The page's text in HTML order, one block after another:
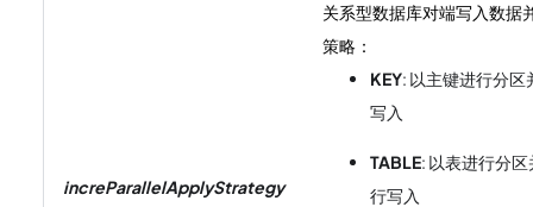
increParallelApplyStrategy
关系型数据库对端写入数据
策略：
KEY: 以主键进行分区
写入
TABLE: 以表进行分区
行写入